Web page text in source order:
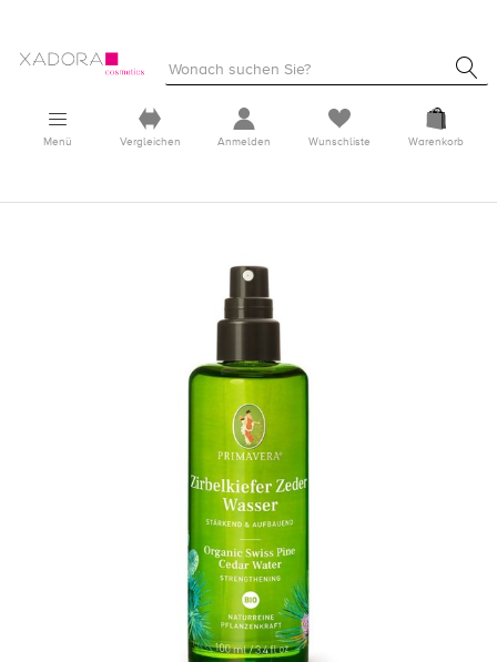
Menü Vergleichen Anmelden Wunschliste Warenkorb